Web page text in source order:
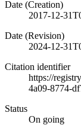
Date (Creation)
2017-12-
Date (Revision)
2024-12-
Citation identifier
https://
4a09-8774-
Status
On going